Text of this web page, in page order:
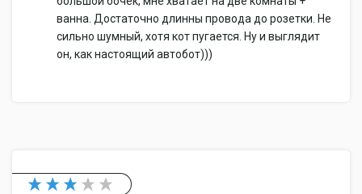
ванна. Достаточно длинны провода до розетки. Не
сильно шумный, хотя кот пугается. Ну и выглядит
он, как настоящий автобот)))